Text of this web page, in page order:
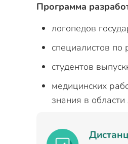
Программа
логопедов
специалистов
студентов
медицинских
знания в области